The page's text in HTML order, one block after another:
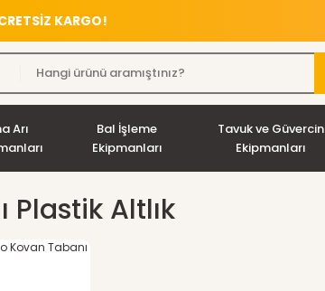
KARGO!
Arı
Bal İşleme
Ekipmanları
Tavuk ve Güvercin
Ekipmanları
Plastik Altlık